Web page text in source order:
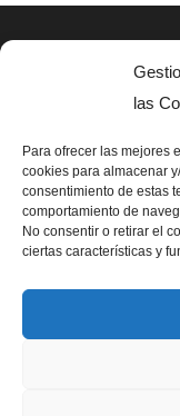
las
Para ofrecer las mejores
cookies para almacenar
consentimiento de estas
comportamiento de
No consentir o retirar el
ciertas características y
AVISO LEGAL
SIGUENOS EN